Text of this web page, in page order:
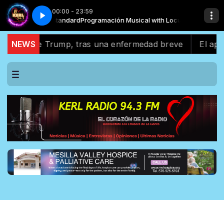
00:00 - 23:59
standard Programación Musical with Locutor standard
Juan Gabriel_ (Gracias al Sol)
NEWS
Trump, tras una enfermedad breve El apoyo